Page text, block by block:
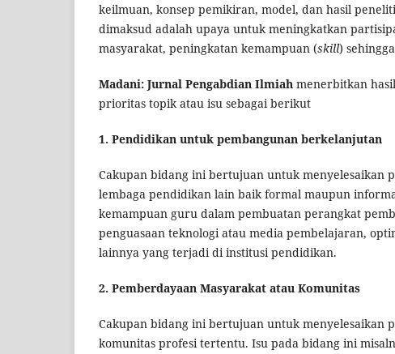
keilmuan, konsep pemikiran, model, dan hasil
dimaksud adalah upaya untuk meningkatkan
masyarakat, peningkatan kemampuan (skill)
Madani: Jurnal Pengabdian Ilmiah menerbitkan
prioritas topik atau isu sebagai berikut
1. Pendidikan untuk pembangunan berkelanjutan
Cakupan bidang ini bertujuan untuk menyelesaikan
lembaga pendidikan lain baik formal maupun
kemampuan guru dalam pembuatan perangkat
penguasaan teknologi atau media pembelajaran,
lainnya yang terjadi di institusi pendidikan.
2. Pemberdayaan Masyarakat atau Komunitas
Cakupan bidang ini bertujuan untuk menyelesaikan
komunitas profesi tertentu. Isu pada bidang ini